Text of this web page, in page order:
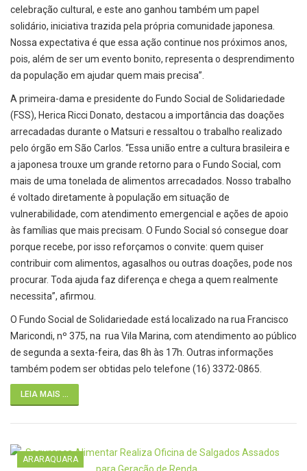
celebração cultural, e este ano ganhou também um papel
solidário, iniciativa trazida pela própria comunidade japonesa.
Nossa expectativa é que essa ação continue nos próximos anos,
pois, além de ser um evento bonito, representa o desprendimento
da população em ajudar quem mais precisa”.
A primeira-dama e presidente do Fundo Social de Solidariedade
(FSS), Herica Ricci Donato, destacou a importância das doações
arrecadadas durante o Matsuri e ressaltou o trabalho realizado
pelo órgão em São Carlos. “Essa união entre a cultura brasileira e
a japonesa trouxe um grande retorno para o Fundo Social, com
mais de uma tonelada de alimentos arrecadados. Nosso trabalho
é voltado diretamente à população em situação de
vulnerabilidade, com atendimento emergencial e ações de apoio
às famílias que mais precisam. O Fundo Social só consegue doar
porque recebe, por isso reforçamos o convite: quem quiser
contribuir com alimentos, agasalhos ou outras doações, pode nos
procurar. Toda ajuda faz diferença e chega a quem realmente
necessita”, afirmou.
O Fundo Social de Solidariedade está localizado na rua Francisco
Maricondi, nº 375, na rua Vila Marina, com atendimento ao público
de segunda a sexta-feira, das 8h às 17h. Outras informações
também podem ser obtidas pelo telefone (16) 3372-0865.
LEIA MAIS ...
ARARAQUARA